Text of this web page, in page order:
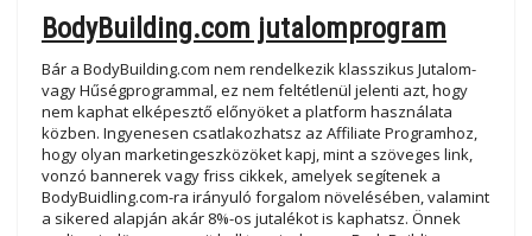
BodyBuilding.com jutalomprogram
Bár a BodyBuilding.com nem rendelkezik klasszikus Jutalom-
vagy Hűségprogrammal, ez nem feltétlenül jelenti azt, hogy
nem kaphat elképesztő előnyöket a platform használata
közben. Ingyenesen csatlakozhatsz az Affiliate Programhoz,
hogy olyan marketingeszközöket kapj, mint a szöveges link,
vonzó bannerek vagy friss cikkek, amelyek segítenek a
BodyBuidling.com-ra irányuló forgalom növelésében, valamint
a sikered alapján akár 8%-os jutalékot is kaphatsz. Önnek